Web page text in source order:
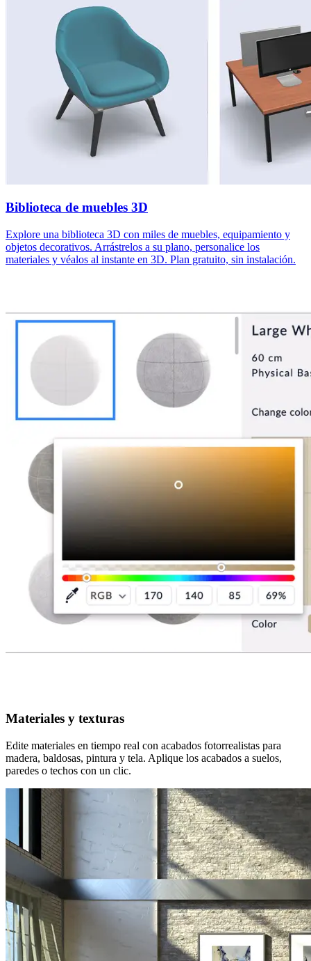
Biblioteca de muebles 3D
Explore una biblioteca 3D con miles de muebles, equipamiento y
objetos decorativos. Arrástrelos a su plano, personalice los
materiales y véalos al instante en 3D. Plan gratuito, sin instalación.
Materiales y texturas
Edite materiales en tiempo real con acabados fotorrealistas para
madera, baldosas, pintura y tela. Aplique los acabados a suelos,
paredes o techos con un clic.